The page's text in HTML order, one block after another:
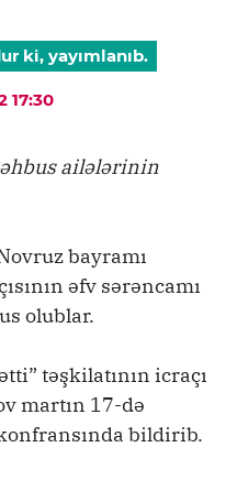
ki, yayımlanıb.
17:30
ailələrinin
bayramı
əfv sərəncamı
olublar.
təşkilatının icraçı
martın 17-də
bildirib.